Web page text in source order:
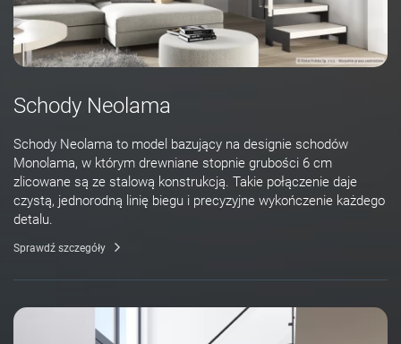
Schody Neolama
Schody Neolama to model bazujący na designie schodów
Monolama, w którym drewniane stopnie grubości 6 cm
zlicowane są ze stalową konstrukcją. Takie połączenie daje
czystą, jednorodną linię biegu i precyzyjne wykończenie każdego
detalu.
Sprawdź szczegóły